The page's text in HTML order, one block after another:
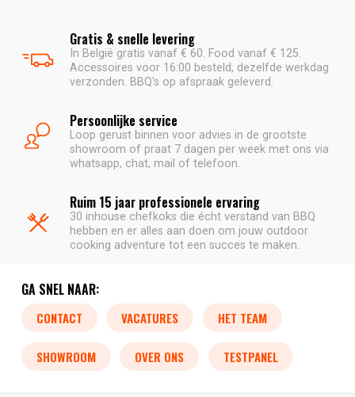
Gratis & snelle levering
In België gratis vanaf € 60. Food vanaf € 125.
Accessoires voor 16:00 besteld, dezelfde werkdag
verzonden. BBQ's op afspraak geleverd.
Persoonlijke service
Loop gerust binnen voor advies in de grootste
showroom of praat 7 dagen per week met ons via
whatsapp, chat, mail of telefoon.
Ruim 15 jaar professionele ervaring
30 inhouse chefkoks die écht verstand van BBQ
hebben en er alles aan doen om jouw outdoor
cooking adventure tot een succes te maken.
GA SNEL NAAR:
CONTACT VACATURES HET TEAM
SHOWROOM OVER ONS TESTPANEL